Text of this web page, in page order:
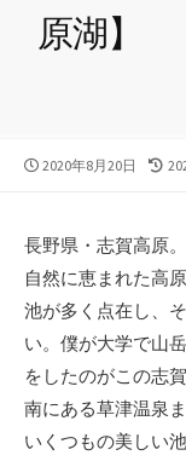
原湖】
公
2020年8月20日
最
新
日
長野県・志賀高原
自然に恵まれた高
池が多く点在し、
い。僕が大学で山
をしたのがこの志
南にある草津温泉
いくつもの美しい